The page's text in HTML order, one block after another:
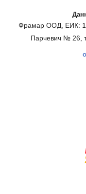
Фрамар ООД, ЕИК:
Парчевич № 26,